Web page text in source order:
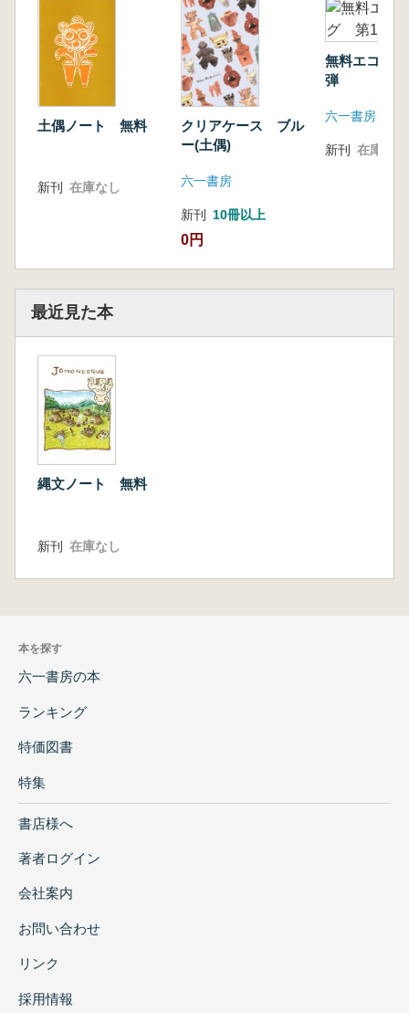
土偶ノート 無料
新刊 在庫なし
クリアケース ブル
ー(土偶)
六一書房
新刊 10冊以上
0円
無料エコバ
弾
六一書房
新刊 在庫なし
最近見た本
縄文ノート 無料
新刊 在庫なし
本を探す
六一書房の本
ランキング
特価図書
特集
書店様へ
著者ログイン
会社案内
お問い合わせ
リンク
採用情報